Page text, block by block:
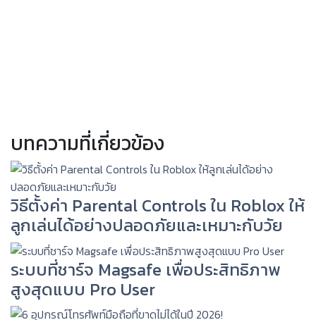
บทความที่เกี่ยวข้อง
วิธีตั้งค่า Parental Controls ใน Roblox ให้
ลูกเล่นได้อย่างปลอดภัยและเหมาะกับวัย
ระบบที่ชาร์จ Magsafe เพื่อประสิทธิภาพ
สูงสุดแบบ Pro User